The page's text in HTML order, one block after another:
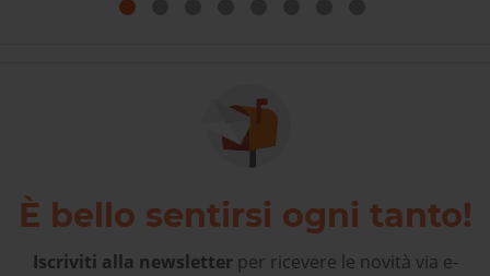
È bello sentirsi ogni tanto!
Iscriviti alla newsletterper ricevere le novità via e-